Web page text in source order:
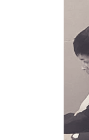
-- ราย
---- รอ
-- รายง
---- ปีก
---- ปีก